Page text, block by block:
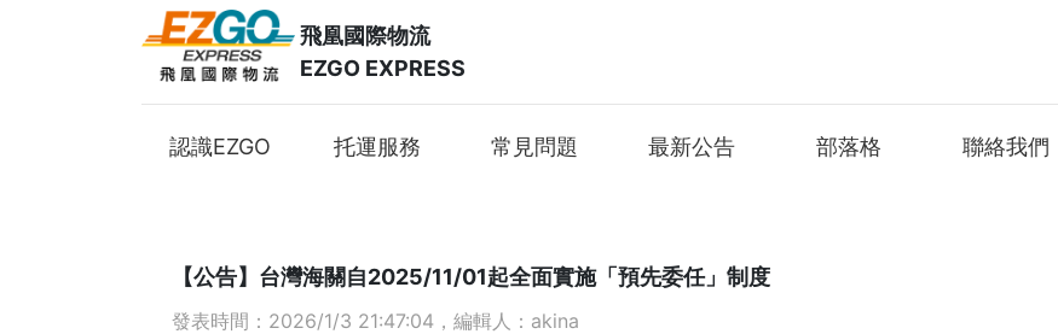
飛凰國際物流
EZGO EXPRESS
認識EZGO 托運服務 常見問題 最新公告 部落格 聯絡我們
【公告】台灣海關自2025/11/01起全面實施「預先委任」制度
發表時間：2026/1/3 21:47:04，編輯人：akina